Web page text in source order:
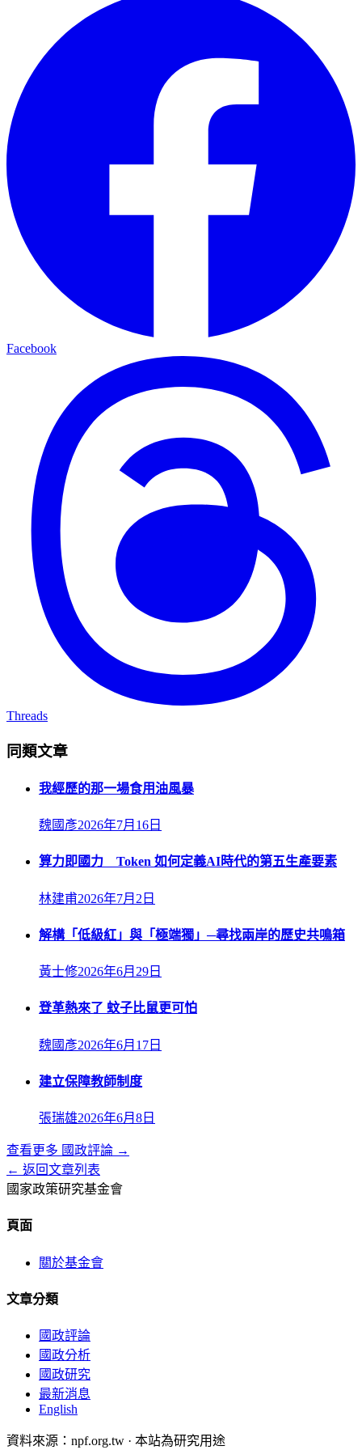
Facebook
Threads
同類文章
我經歷的那一場食用油風暴
魏國彥2026年7月16日
算力即國力 Token 如何定義AI時代的第五生產要素
林建甫2026年7月2日
解構「低級紅」與「極端獨」─尋找兩岸的歷史共鳴箱
黃士修2026年6月29日
登革熱來了 蚊子比鼠更可怕
魏國彥2026年6月17日
建立保障教師制度
張瑞雄2026年6月8日
查看更多 國政評論 →
← 返回文章列表
國家政策研究基金會
頁面
關於基金會
文章分類
國政評論
國政分析
國政研究
最新消息
English
資料來源：npf.org.tw · 本站為研究用途